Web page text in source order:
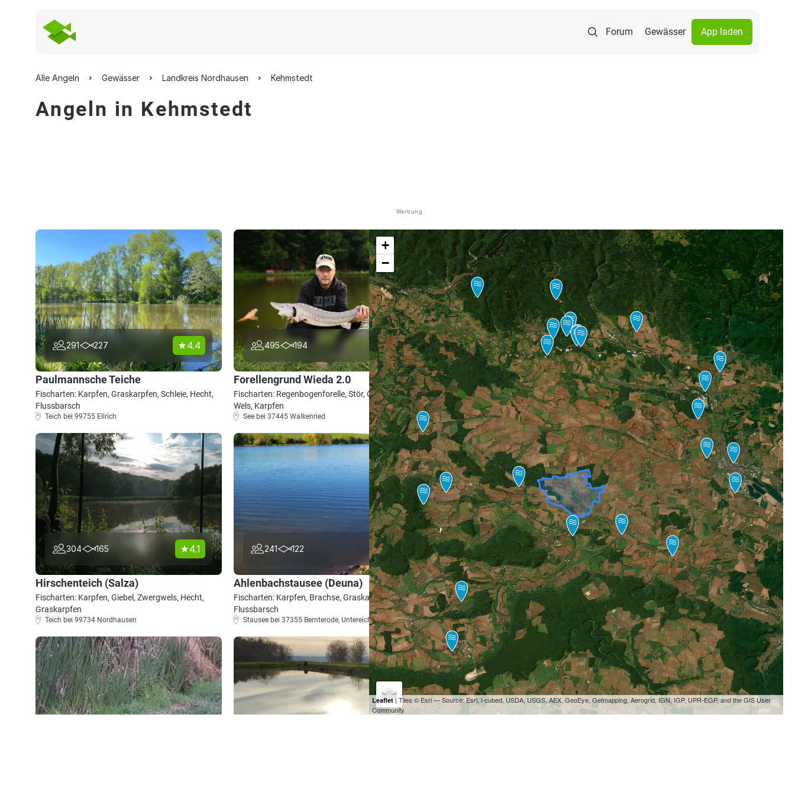
Forum Gewässer App laden
Alle Angeln Gewässer Landkreis Nordhausen Kehmstedt
Angeln in Kehmstedt
Werbung
291 227 4.4
Paulmannsche Teiche
Fischarten: Karpfen, Graskarpfen, Schleie, Hecht,
Flussbarsch
Teich bei 99755 Ellrich
495 194 4.8
Forellengrund Wieda 2.0
Fischarten: Regenbogenforelle, Stör, Goldforelle,
Wels, Karpfen
See bei 37445 Walkenried
304 165 4.1
Hirschenteich (Salza)
Fischarten: Karpfen, Giebel, Zwergwels, Hecht,
Graskarpfen
Teich bei 99734 Nordhausen
241 122 4.3
Ahlenbachstausee (Deuna)
Fischarten: Karpfen, Brachse, Graskarpfen, Aal,
Flussbarsch
Stausee bei 37355 Bernterode, Untereichsfeld
+
−
Leaflet| Tiles © Esri — Source: Esri, i-cubed, USDA, USGS, AEX, GeoEye, Getmapping, Aerogrid, IGN, IGP, UPR-EGP, and the GIS User
Community